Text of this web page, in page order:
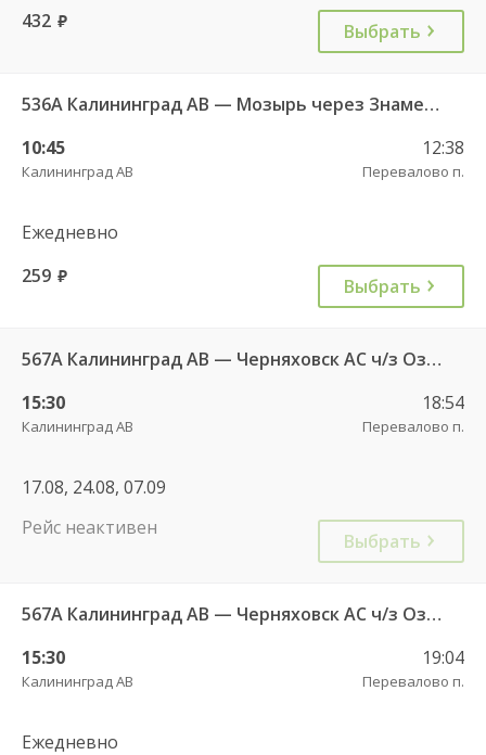
432 руб. Выбрать
536А Калининград АВ — Мозырь через Знаменск
10:45
Калининград АВ
12:38
Перевалово п.
Ежедневно
259 руб. Выбрать
567А Калининград АВ — Черняховск АС ч/з Озерки п., Правдинск КДП, Железнодорожный КДП
15:30
Калининград АВ
18:54
Перевалово п.
17.08, 24.08, 07.09
Рейс неактивен
Выбрать
567А Калининград АВ — Черняховск АС ч/з Озерки п., Правдинск КДП, Железнодорожный КДП
15:30
Калининград АВ
19:04
Перевалово п.
Ежедневно